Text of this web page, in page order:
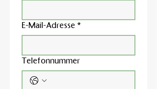
E-Mail-Adresse *
Telefonnummer